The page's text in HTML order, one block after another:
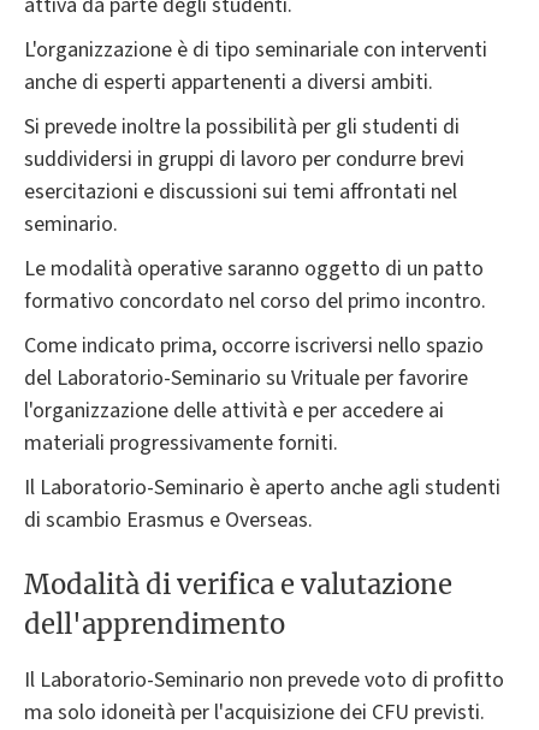
L'organizzazione è di tipo seminariale con interventi
anche di esperti appartenenti a diversi ambiti.
Si prevede inoltre la possibilità per gli studenti di
suddividersi in gruppi di lavoro per condurre brevi
esercitazioni e discussioni sui temi affrontati nel
seminario.
Le modalità operative saranno oggetto di un patto
formativo concordato nel corso del primo incontro.
Come indicato prima, occorre iscriversi nello spazio
del Laboratorio-Seminario su Vrituale per favorire
l'organizzazione delle attività e per accedere ai
materiali progressivamente forniti.
Il Laboratorio-Seminario è aperto anche agli studenti
di scambio Erasmus e Overseas.
Modalità di verifica e valutazione
dell'apprendimento
Il Laboratorio-Seminario non prevede voto di profitto
ma solo idoneità per l'acquisizione dei CFU previsti.